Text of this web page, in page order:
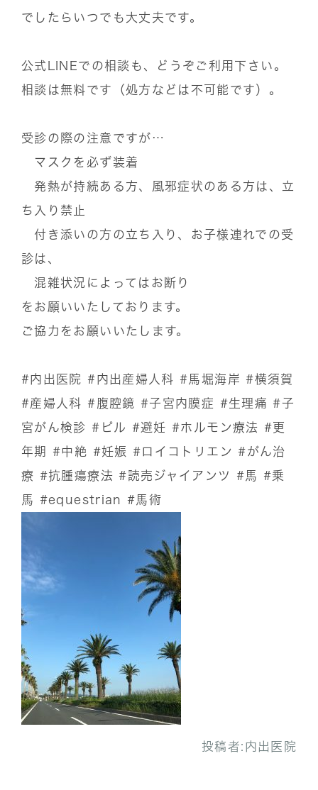
でしたらいつでも大丈夫です。
公式LINEでの相談も、どうぞご利用下さい。
相談は無料です（処方などは不可能です）。
受診の際の注意ですが…
マスクを必ず装着
発熱が持続ある方、風邪症状のある方は、立
ち入り禁止
付き添いの方の立ち入り、お子様連れでの受
診は、
混雑状況によってはお断り
をお願いいたしております。
ご協力をお願いいたします。
#内出医院 #内出産婦人科 #馬堀海岸 #横須賀
#産婦人科 #腹腔鏡 #子宮内膜症 #生理痛 #子
宮がん検診 #ピル #避妊 #ホルモン療法 #更
年期
#中絶 #妊娠 #ロイコトリエン #がん治
療 #抗腫瘍療法 #読売ジャイアンツ #馬
#乗
馬
#equestrian #馬術
投稿者: 内出医院